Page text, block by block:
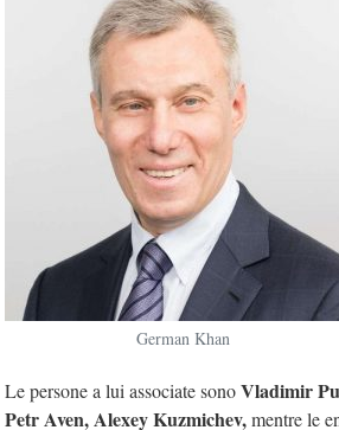
German Khan
Le persone a lui associate sonoVladimir
Petr Aven, Alexey Kuzmichev,mentre le